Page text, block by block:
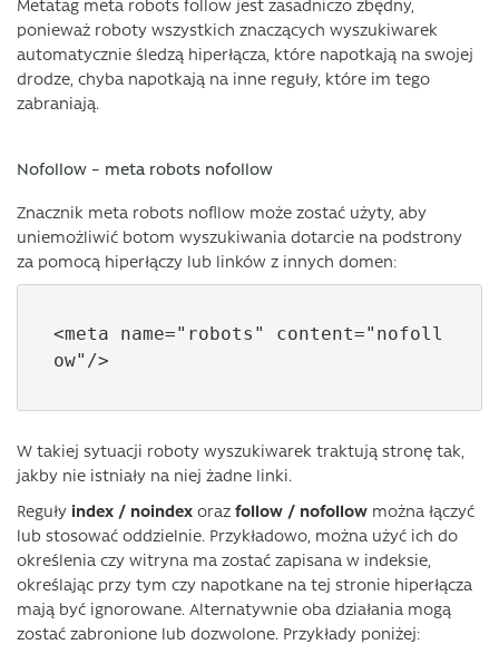
Metatag meta robots follow jest zasadniczo zbędny,
ponieważ roboty wszystkich znaczących wyszukiwarek
automatycznie śledzą hiperłącza, które napotkają na swojej
drodze, chyba napotkają na inne reguły, które im tego
zabraniają.
Nofollow – meta robots nofollow
Znacznik meta robots nofllow może zostać użyty, aby
uniemożliwić botom wyszukiwania dotarcie na podstrony
za pomocą hiperłączy lub linków z innych domen:
<meta name="robots" content="nofoll
ow"/>
W takiej sytuacji roboty wyszukiwarek traktują stronę tak,
jakby nie istniały na niej żadne linki.
Reguły index / noindex oraz follow / nofollow można łączyć
lub stosować oddzielnie. Przykładowo, można użyć ich do
określenia czy ​​witryna ma zostać zapisana w indeksie,
określając przy tym czy napotkane na tej stronie hiperłącza
mają być ignorowane. Alternatywnie oba działania mogą
zostać zabronione lub dozwolone. Przykłady poniżej: